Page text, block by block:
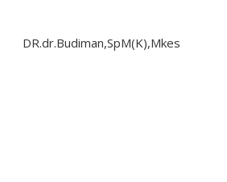
DR.dr.Budiman,SpM(K),Mkes